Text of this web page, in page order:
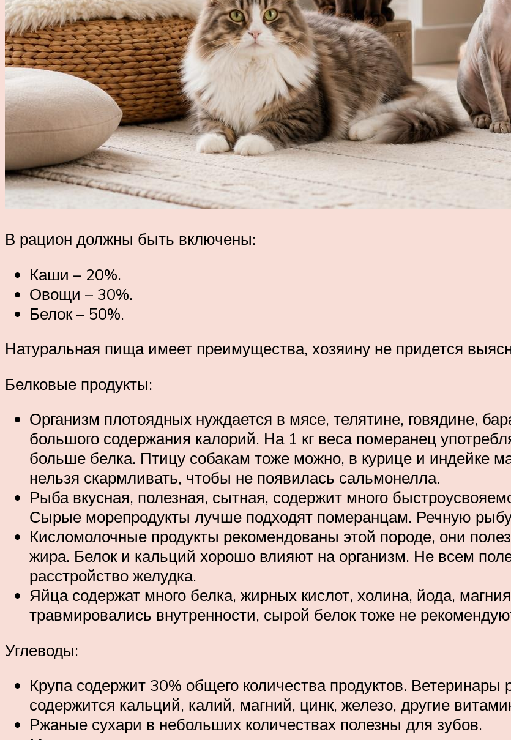
В рацион должны быть включены:
Каши – 20%.
Овощи – 30%.
Белок – 50%.
Натуральная пища имеет преимущества, хозяину не придется
Белковые продукты:
Организм плотоядных нуждается в мясе, телятине, говядине,
большого содержания калорий. На 1 кг веса померанец
больше белка. Птицу собакам тоже можно, в курице и индейке
нельзя скармливать, чтобы не появилась сальмонелла.
Рыба вкусная, полезная, сытная, содержит много
Сырые морепродукты лучше подходят померанцам. Речную рыбу
Кисломолочные продукты рекомендованы этой породе, они
жира. Белок и кальций хорошо влияют на организм. Не всем
расстройство желудка.
Яйца содержат много белка, жирных кислот, холина, йода,
травмировались внутренности, сырой белок тоже не
Углеводы:
Крупа содержит 30% общего количества продуктов. Ветеринары
содержится кальций, калий, магний, цинк, железо, другие
Ржаные сухари в небольших количествах полезны для зубов.